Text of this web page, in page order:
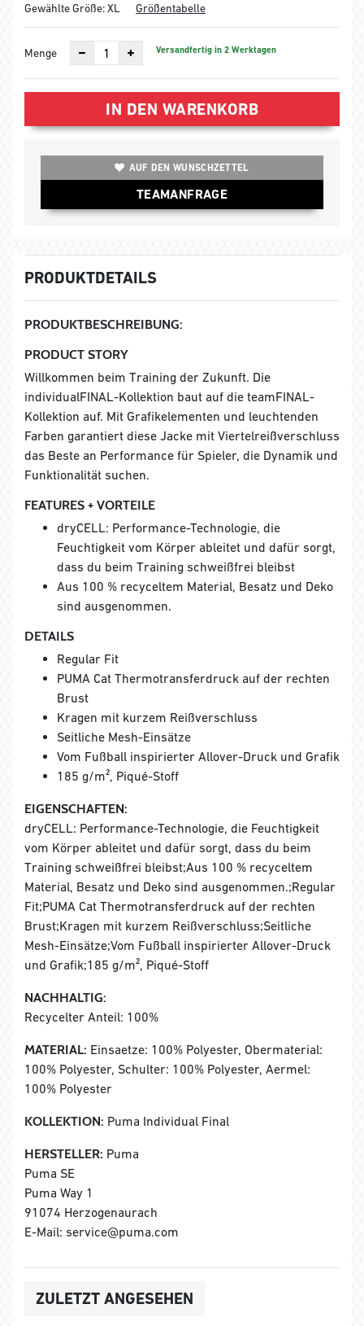
Gewählte Größe:XL Größentabelle
Menge Versandfertig in 2 Werktagen
IN DEN WARENKORB
AUF DEN WUNSCHZETTEL
TEAMANFRAGE
PRODUKTDETAILS
PRODUKTBESCHREIBUNG:
PRODUCT STORY
Willkommen beim Training der Zukunft. Die
individualFINAL-Kollektion baut auf die teamFINAL-
Kollektion auf. Mit Grafikelementen und leuchtenden
Farben garantiert diese Jacke mit Viertelreißverschluss
das Beste an Performance für Spieler, die Dynamik und
Funktionalität suchen.
FEATURES + VORTEILE
dryCELL: Performance-Technologie, die
Feuchtigkeit vom Körper ableitet und dafür sorgt,
dass du beim Training schweißfrei bleibst
Aus 100 % recyceltem Material, Besatz und Deko
sind ausgenommen.
DETAILS
Regular Fit
PUMA Cat Thermotransferdruck auf der rechten
Brust
Kragen mit kurzem Reißverschluss
Seitliche Mesh-Einsätze
Vom Fußball inspirierter Allover-Druck und Grafik
185 g/m², Piqué-Stoff
EIGENSCHAFTEN:
dryCELL: Performance-Technologie, die Feuchtigkeit
vom Körper ableitet und dafür sorgt, dass du beim
Training schweißfrei bleibst;Aus 100 % recyceltem
Material, Besatz und Deko sind ausgenommen.;Regular
Fit;PUMA Cat Thermotransferdruck auf der rechten
Brust;Kragen mit kurzem Reißverschluss;Seitliche
Mesh-Einsätze;Vom Fußball inspirierter Allover-Druck
und Grafik;185 g/m², Piqué-Stoff
NACHHALTIG:
Recycelter Anteil: 100%
MATERIAL: Einsaetze: 100% Polyester, Obermaterial:
100% Polyester, Schulter: 100% Polyester, Aermel:
100% Polyester
KOLLEKTION: Puma Individual Final
HERSTELLER: Puma
Puma SE
Puma Way 1
91074 Herzogenaurach
E-Mail: service@puma.com
ZULETZT ANGESEHEN